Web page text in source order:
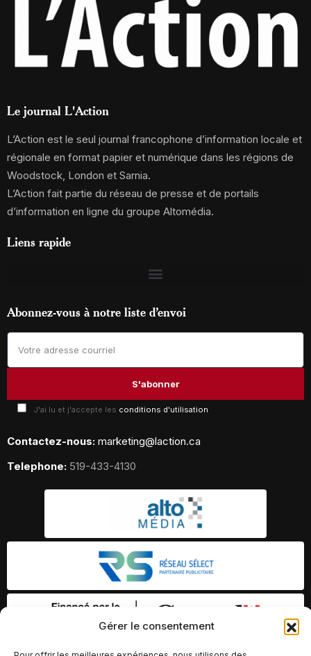
Gérer le consentement
Le journal L'Action
L’Action est le seul journal francophone d’information locale et
régionale en format papier et numérique dans les régions de
Woodstock, London et Sarnia.
L’Action fait partie du réseau de presse et de portails
d’information en ligne du groupe Altomédia.
Liens rapide
Abonnez-vous à notre liste d’envoi
J'ai lu et j'accepte les conditions d'utilisation
Contactez-nous: marketing@laction.ca
Telephone: 519-433-4130